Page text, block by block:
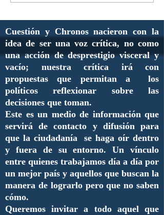
Cuestión y Chronos nacieron con la
idea de ser una voz crítica, no como
una acción de desprestigio visceral y
vacío; nuestra crítica irá con
propuestas que permitan a los
políticos reflexionar sobre las
decisiones que toman.
Este es un medio de información que
servirá de contacto y difusión para
que la ciudadanía se haga oír dentro
y fuera de su entorno. Un vínculo
entre quienes trabajamos día a día por
un mejor país y aquellos que buscan la
manera de lograrlo pero que no saben
cómo.
Queremos invitar a todo aquel que